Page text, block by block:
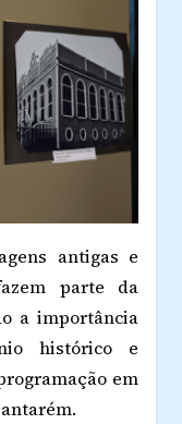
antigas e
parte da
a importância
histórico e
em